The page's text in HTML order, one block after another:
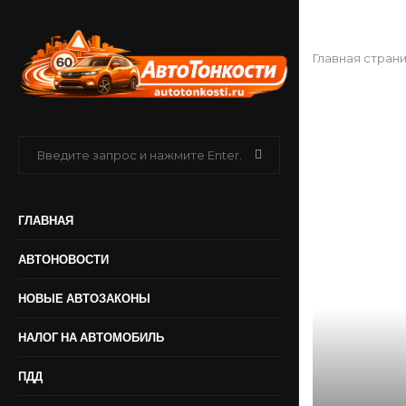
ГЛАВНАЯ
АВТОНОВОСТИ
НОВЫЕ АВТОЗАКОНЫ
НАЛОГ НА АВТОМОБИЛЬ
ПДД
Главная